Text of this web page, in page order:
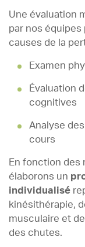
Une évaluation
par nos
causes de la
Examen
Évaluation
cognitives
Analyse
cours
En fonction des
élaborons un
individualisé
kinésithérapie,
musculaire et
des chutes.